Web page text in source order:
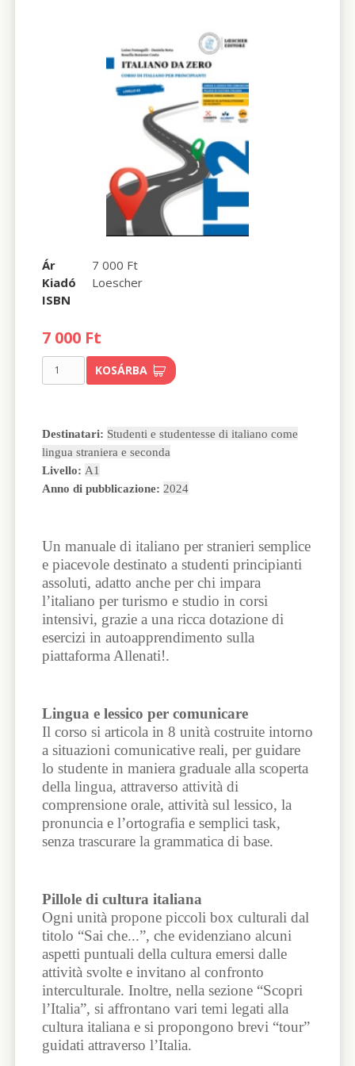
Ár
7 000 Ft
Kiadó
Loescher
ISBN
7 000 Ft
KOSÁRBA
Destinatari: Studenti e studentesse di italiano come
lingua straniera e seconda
Livello: A1
Anno di pubblicazione: 2024
Un manuale di italiano per stranieri semplice
e piacevole destinato a studenti principianti
assoluti, adatto anche per chi impara
l’italiano per turismo e studio in corsi
intensivi, grazie a una ricca dotazione di
esercizi in autoapprendimento sulla
piattaforma Allenati!.
Lingua e lessico per comunicare
Il corso si articola in 8 unità costruite intorno
a situazioni comunicative reali, per guidare
lo studente in maniera graduale alla scoperta
della lingua, attraverso attività di
comprensione orale, attività sul lessico, la
pronuncia e l’ortografia e semplici task,
senza trascurare la grammatica di base.
Pillole di cultura italiana
Ogni unità propone piccoli box culturali dal
titolo “Sai che...”, che evidenziano alcuni
aspetti puntuali della cultura emersi dalle
attività svolte e invitano al confronto
interculturale. Inoltre, nella sezione “Scopri
l’Italia”, si affrontano vari temi legati alla
cultura italiana e si propongono brevi “tour”
guidati attraverso l’Italia.